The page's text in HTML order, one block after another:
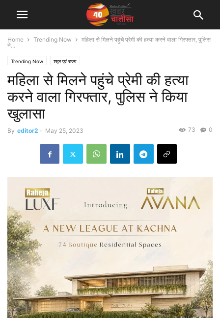
Home Trending Now
महिला से मिलने पहुंचे प्रेमी की हत्या करने वाला गिरफ्तार, पुलिस
ने...
Trending Now शहर एवं राज्य
महिला से मिलने पहुंचे प्रेमी की हत्या
करने वाला गिरफ्तार, पुलिस ने किया
खुलासा
By editor2 - May 25, 2023 0
73